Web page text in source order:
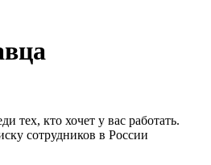
тех, кто хочет у вас работать.
сотрудников в России